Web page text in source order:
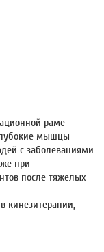
раме
мышцы
с заболеваниями
при
после тяжелых
кинезитерапии,